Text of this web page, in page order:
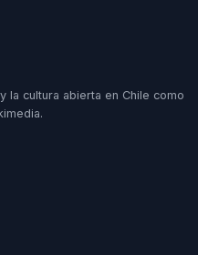
la cultura abierta en Chile como